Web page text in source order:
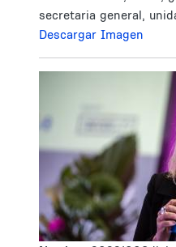
secretaria general,
Descargar Imagen